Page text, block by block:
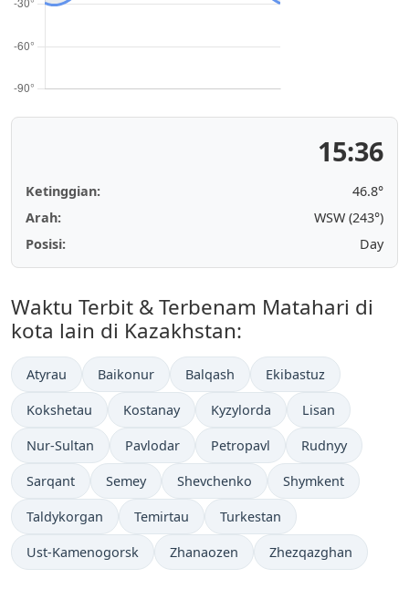
15:36
Ketinggian:
46.8°
Arah:
WSW (243°)
Posisi:
Day
Waktu Terbit & Terbenam Matahari di
kota lain di Kazakhstan:
Atyrau Baikonur Balqash Ekibastuz
Kokshetau Kostanay Kyzylorda Lisan
Nur-Sultan Pavlodar Petropavl Rudnyy
Sarqant Semey Shevchenko Shymkent
Taldykorgan Temirtau Turkestan
Ust-Kamenogorsk Zhanaozen Zhezqazghan